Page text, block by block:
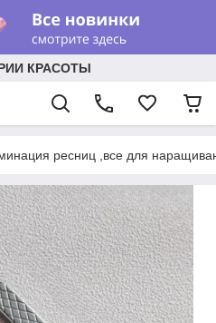
КРАСОТЫ
ресниц ,все для